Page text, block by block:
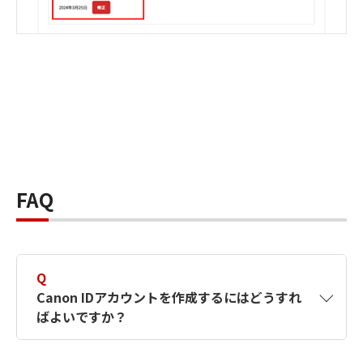
FAQ
Q
Canon IDアカウントを作成するにはどうすれ
ばよいですか？